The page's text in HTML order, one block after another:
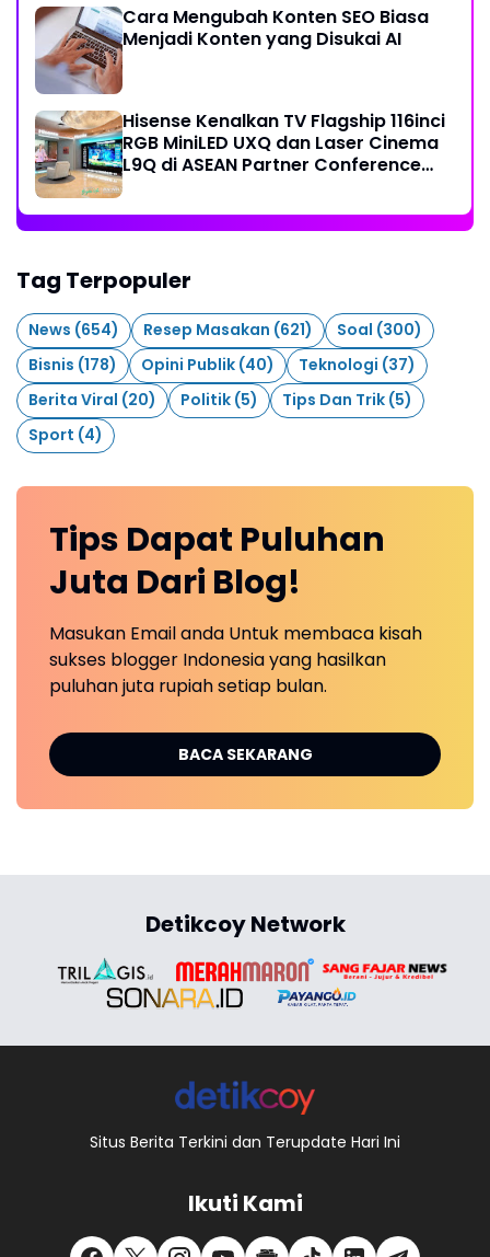
Cara Mengubah Konten SEO Biasa
Menjadi Konten yang Disukai AI
Hisense Kenalkan TV Flagship 116inci
RGB MiniLED UXQ dan Laser Cinema
L9Q di ASEAN Partner Conference
Tag Terpopuler
News (654) Resep Masakan (621) Soal (300)
Bisnis (178) Opini Publik (40) Teknologi (37)
Berita Viral (20) Politik (5) Tips Dan Trik (5)
Sport (4)
Tips Dapat Puluhan
Juta Dari Blog!
Masukan Email anda Untuk membaca kisah
sukses blogger Indonesia yang hasilkan
puluhan juta rupiah setiap bulan.
BACA SEKARANG
Detikcoy Network
Situs Berita Terkini dan Terupdate Hari Ini
Ikuti Kami